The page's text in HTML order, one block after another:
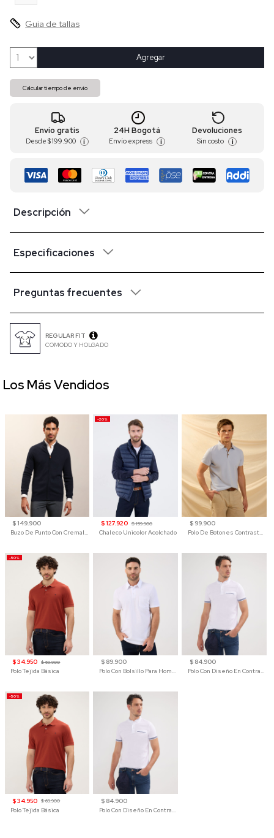
Guia de tallas
Agregar
Calcular tiempo de envío
Envío gratis
Desde $ 199.900 i
24H Bogotá
Envío express i
Devoluciones
Sin costo i
Descripción
Especificaciones
Preguntas frecuentes
REGULAR FIT
COMODO Y HOLGADO
$ 149.900
Buzo De Punto Con Cremallera Para Hombre
-20%
$ 127.920 $ 159.900
Chaleco Unicolor Acolchado
$ 99.900
Polo De Botones Contraste Para Hombre
-50%
$ 34.950 $ 69.900
Polo Tejida Básica
$ 89.900
Polo Con Bolsillo Para Hombre
$ 84.900
Polo Con Diseño En Contraste
-50%
$ 34.950 $ 69.900
Polo Tejida Básica
$ 84.900
Polo Con Diseño En Contraste
Los Más Vendidos